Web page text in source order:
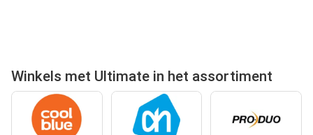
Winkels met Ultimate in het assortiment